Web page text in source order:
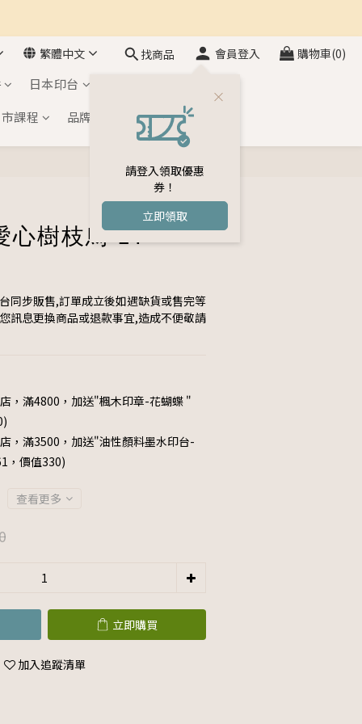
繁體中文 找商品 會員登入
請登入領取優惠
券！
立即領取
購物車(0)
日本印台
課程
品牌介紹 會員專區
心樹枝鳥 ET-
同步販售,訂單成立後如遇缺貨或售完等
訊息更換商品或退款事宜,造成不便敬請
，滿4800，加送"楓木印章-花蝴蝶 "
，滿3500，加送"油性顏料墨水印台-
，價值330)
查看更多
立即購買
加入追蹤清單